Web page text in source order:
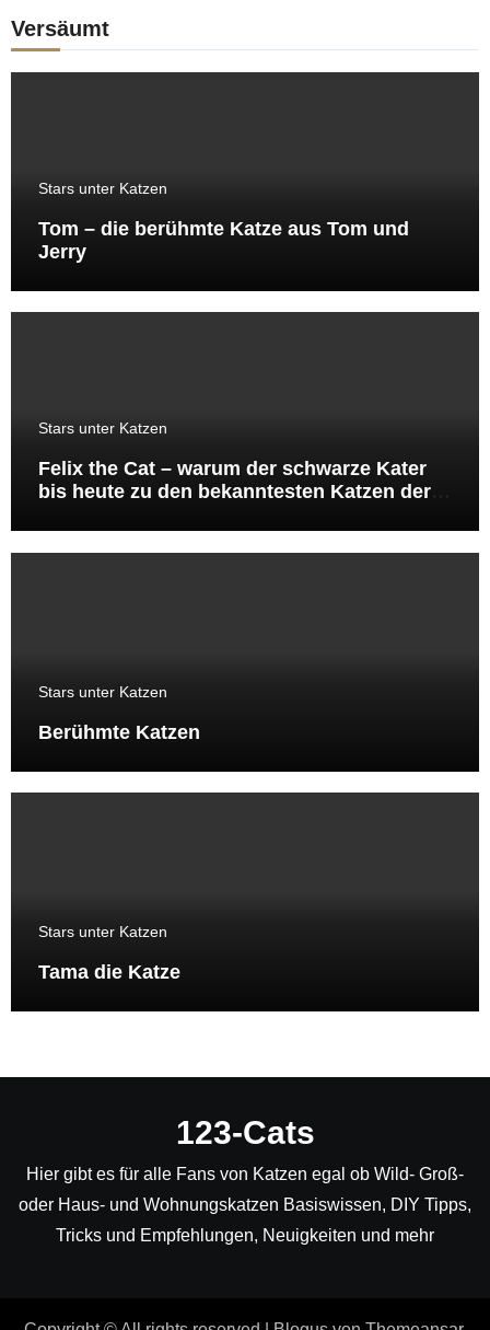
Versäumt
Stars unter Katzen
Tom – die berühmte Katze aus Tom und
Jerry
Stars unter Katzen
Felix the Cat – warum der schwarze Kater
bis heute zu den bekanntesten Katzen der
Stars unter Katzen
Berühmte Katzen
Stars unter Katzen
Tama die Katze
123-Cats
Hier gibt es für alle Fans von Katzen egal ob Wild- Groß-
oder Haus- und Wohnungskatzen Basiswissen, DIY Tipps,
Tricks und Empfehlungen, Neuigkeiten und mehr